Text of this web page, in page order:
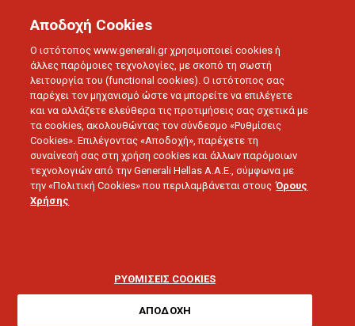
LOVE U
μεγαλώνετε
Αποδοχή Cookies
Ο ιστότοπος www.generali.gr χρησιμοποιεί cookies ή
άλλες παρόμοιες τεχνολογίες, με σκοπό τη σωστή
λειτουργία του (functional cookies). Ο ιστότοπος σας
παρέχει τον μηχανισμό ώστε να μπορείτε να επιλέγετε
και να αλλάζετε ελεύθερα τις προτιμήσεις σας σχετικά με
τα cookies, ακολουθώντας τον σύνδεσμο «Ρυθμίσεις
Cookies». Επιλέγοντας «Αποδοχή», παρέχετε τη
συναίνεσή σας στη χρήση cookies και άλλων παρόμοιων
τεχνολογιών από την Generali Hellas A.A.E., σύμφωνα με
την «Πολιτική Cookies» που περιλαμβάνεται στους Όρους
Χρήσης
ΡΥΘΜΙΣΕΙΣ COOKIES
ΑΠΟΔΟΧΗ